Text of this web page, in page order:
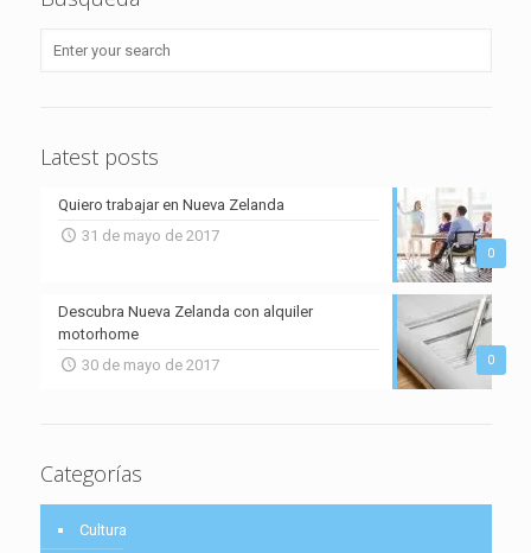
Latest posts
0
Quiero trabajar en Nueva Zelanda
31 de mayo de 2017
0
Descubra Nueva Zelanda con alquiler
motorhome
30 de mayo de 2017
Categorías
Cultura